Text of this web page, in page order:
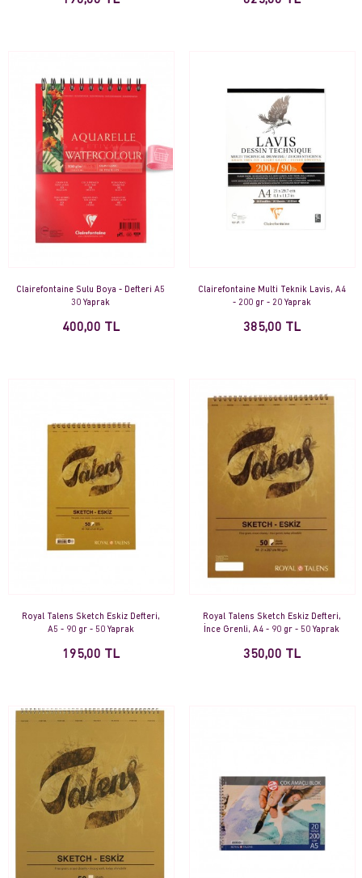
Clairefontaine Sulu Boya - Defteri A5
30 Yaprak
400,00 TL
Clairefontaine Multi Teknik Lavis, A4
- 200 gr - 20 Yaprak
385,00 TL
Royal Talens Sketch Eskiz Defteri,
A5 - 90 gr - 50 Yaprak
195,00 TL
Royal Talens Sketch Eskiz Defteri,
İnce Grenli, A4 - 90 gr - 50 Yaprak
350,00 TL